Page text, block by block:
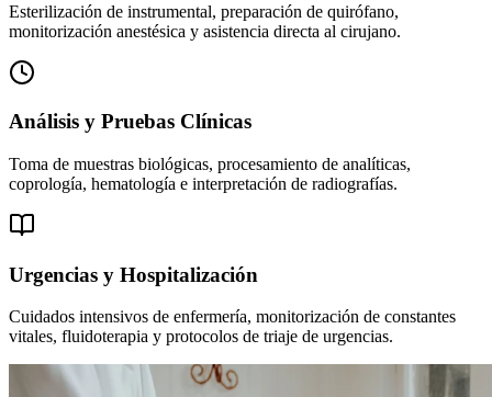
Esterilización de instrumental, preparación de quirófano,
monitorización anestésica y asistencia directa al cirujano.
Análisis y Pruebas Clínicas
Toma de muestras biológicas, procesamiento de analíticas,
coprología, hematología e interpretación de radiografías.
Urgencias y Hospitalización
Cuidados intensivos de enfermería, monitorización de constantes
vitales, fluidoterapia y protocolos de triaje de urgencias.